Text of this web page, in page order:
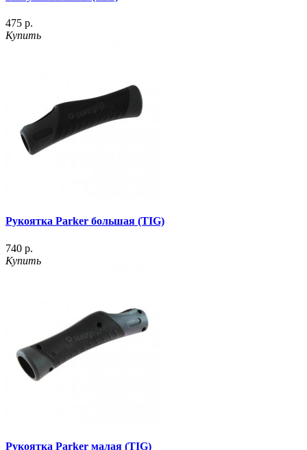
475 р.
Купить
Рукоятка Parker большая (TIG)
740 р.
Купить
Рукоятка Parker малая (TIG)